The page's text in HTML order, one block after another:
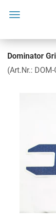
Dominator
(Art.Nr.: